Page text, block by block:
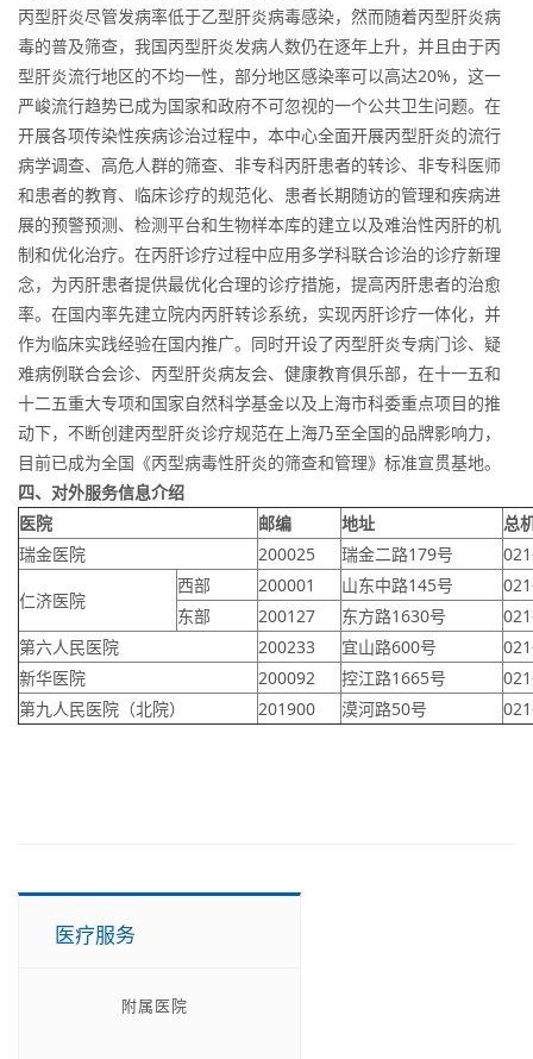
丙型肝炎尽管发病率低于乙型肝炎病毒感染，然而随着丙型肝炎病
毒的普及筛查，我国丙型肝炎发病人数仍在逐年上升，并且由于丙
型肝炎流行地区的不均一性，部分地区感染率可以高达20%，这一
严峻流行趋势已成为国家和政府不可忽视的一个公共卫生问题。在
开展各项传染性疾病诊治过程中，本中心全面开展丙型肝炎的流行
病学调查、高危人群的筛查、非专科丙肝患者的转诊、非专科医师
和患者的教育、临床诊疗的规范化、患者长期随访的管理和疾病进
展的预警预测、检测平台和生物样本库的建立以及难治性丙肝的机
制和优化治疗。在丙肝诊疗过程中应用多学科联合诊治的诊疗新理
念，为丙肝患者提供最优化合理的诊疗措施，提高丙肝患者的治愈
率。在国内率先建立院内丙肝转诊系统，实现丙肝诊疗一体化，并
作为临床实践经验在国内推广。同时开设了丙型肝炎专病门诊、疑
难病例联合会诊、丙型肝炎病友会、健康教育俱乐部，在十一五和
十二五重大专项和国家自然科学基金以及上海市科委重点项目的推
动下，不断创建丙型肝炎诊疗规范在上海乃至全国的品牌影响力，
目前已成为全国《丙型病毒性肝炎的筛查和管理》标准宣贯基地。
四、 对外服务信息介绍
医院
邮编 地址
总
瑞金医院
200025 瑞金二路179号
仁济医院
西部 200001 山东中路145号
东部
200127 东方路1630号
第六人民医院
200233 宜山路600号
新华医院
200092 控江路1665号
第九人民医院（北院）
201900 漠河路50号
医疗服务
附属医院